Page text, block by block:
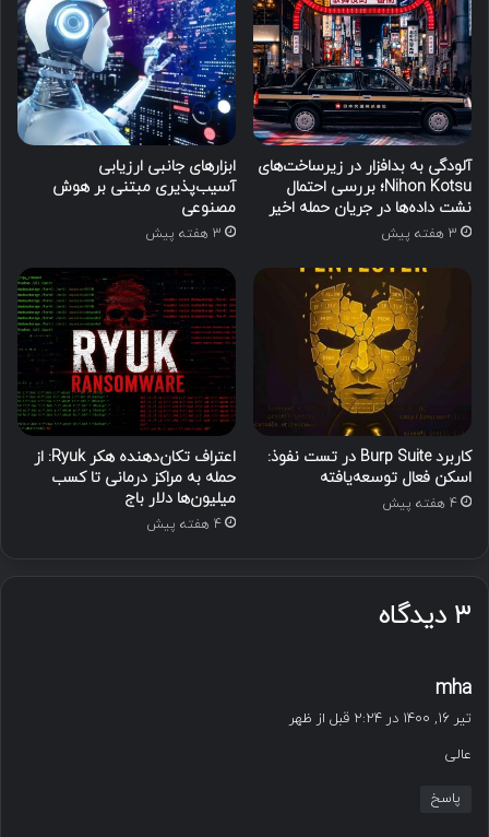
آلودگی به بدافزار در زیرساخت‌های
Nihon Kotsu؛ بررسی احتمال
نشت داده‌ها در جریان حمله اخیر
3 هفته پیش
ابزارهای جانبی ارزیابی
آسیب‌پذیری مبتنی بر هوش
مصنوعی
3 هفته پیش
کاربرد Burp Suite در تست نفوذ:
اسکن فعال توسعه‌یافته
4 هفته پیش
اعتراف تکان‌دهنده هکر Ryuk: از
حمله به مراکز درمانی تا کسب
میلیون‌ها دلار باج
4 هفته پیش
۳ دیدگاه
mha
تیر ۱۶, ۱۴۰۰ در ۲:۲۴ قبل از ظهر
عالی
پاسخ